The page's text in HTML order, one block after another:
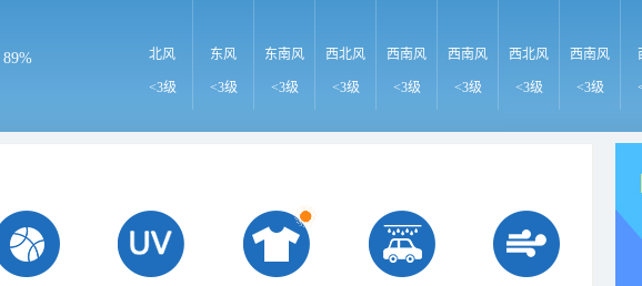
89% 北风
<3级
东风
<3级
东南风
<3级
西北风
<3级
西南风
<3级
西南风
<3级
西北风
<3级
西南风
<3级